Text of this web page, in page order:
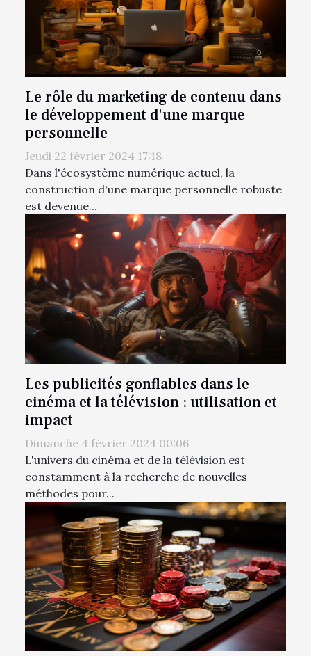
Le rôle du marketing de contenu dans
le développement d'une marque
personnelle
Jeudi 22 février 2024 17:18
Dans l'écosystème numérique actuel, la
construction d'une marque personnelle robuste
est devenue...
Les publicités gonflables dans le
cinéma et la télévision : utilisation et
impact
Dimanche 4 février 2024 00:06
L'univers du cinéma et de la télévision est
constamment à la recherche de nouvelles
méthodes pour...